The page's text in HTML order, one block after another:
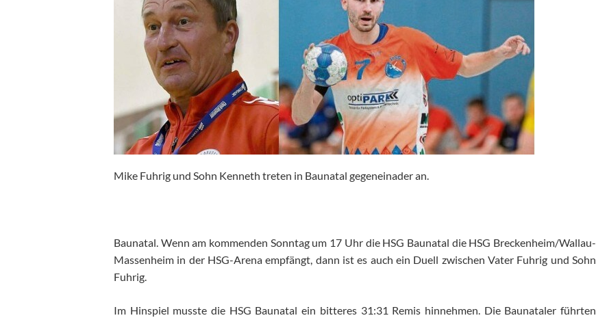
Mike Fuhrig und Sohn Kenneth treten in Baunatal gegeneinader an.
Baunatal. Wenn am kommenden Sonntag um 17 Uhr die HSG Baunatal die HSG Breckenheim/Wallau-
Massenheim in der HSG-Arena empfängt, dann ist es auch ein Duell zwischen Vater Fuhrig und Sohn
Fuhrig.
Im Hinspiel musste die HSG Baunatal ein bitteres 31:31 Remis hinnehmen. Die Baunataler führten